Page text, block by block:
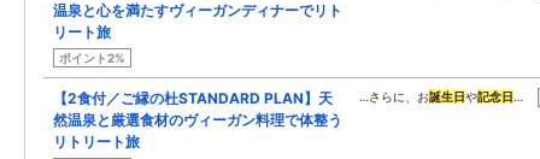
温泉と心を満たすヴィーガンディナーでリト
リート旅
ポイント2%
【2食付／ご縁の杜STANDARD PLAN】天
然温泉と厳選食材のヴィーガン料理で体整う
リトリート旅
…さらに、お誕生日や記念日 …